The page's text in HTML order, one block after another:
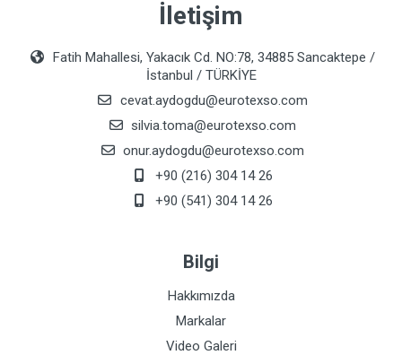
İletişim
Fatih Mahallesi, Yakacık Cd. NO:78, 34885 Sancaktepe /
İstanbul / TÜRKİYE
cevat.aydogdu@eurotexso.com
silvia.toma@eurotexso.com
onur.aydogdu@eurotexso.com
+90 (216) 304 14 26
+90 (541) 304 14 26
Bilgi
Hakkımızda
Markalar
Video Galeri